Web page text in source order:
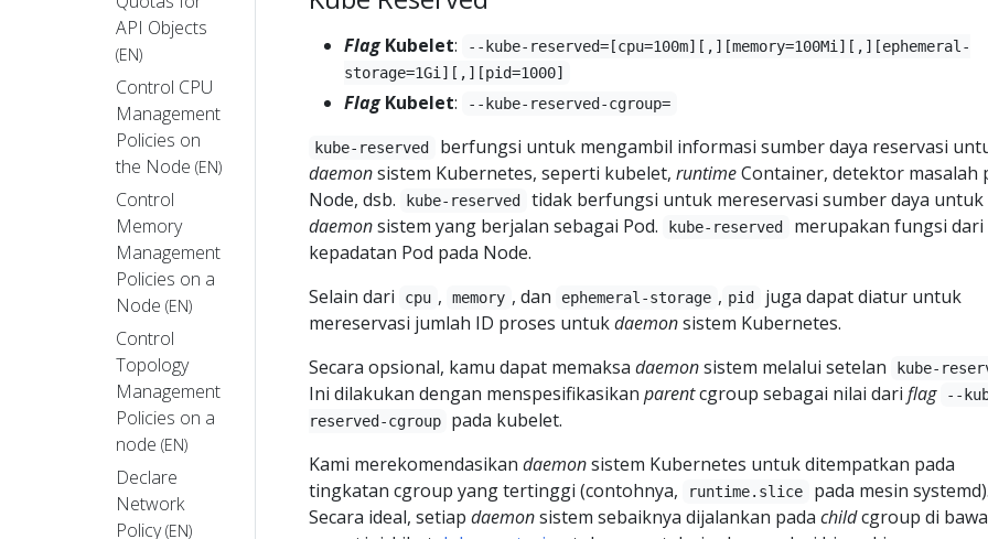
API Objects
(EN)
Control CPU
Management
Policies on
the Node (EN)
Control
Memory
Management
Policies on a
Node (EN)
Control
Topology
Management
Policies on a
node (EN)
Declare
Network
Policy (EN)
FlagKubelet:
--kube-reserved=[cpu=100m][,][memory=100Mi][,][ephemeral-
storage=1Gi][,][pid=1000]
FlagKubelet: --kube-reserved-cgroup=
kube-reserved
berfungsi untuk mengambil informasi sumber daya reservasi
daemonsistem Kubernetes, seperti kubelet, runtimeContainer, detektor masalah
Node, dsb.
kube-reserved
tidak berfungsi untuk mereservasi sumber daya untuk
daemonsistem yang berjalan sebagai Pod. kube-reserved
merupakan fungsi dari
kepadatan Pod pada Node.
Selain dari
cpu , memory , dan ephemeral-storage , pid
juga dapat diatur untuk
mereservasi jumlah ID proses untukdaemonsistem Kubernetes.
Secara opsional, kamu dapat memaksa daemonsistem melalui setelan kube-
Ini dilakukan dengan menspesifikasikan parentcgroup sebagai nilai dari flag
--
reserved-cgroup
pada kubelet.
Kami merekomendasikan daemonsistem Kubernetes untuk ditempatkan pada
tingkatan cgroup yang tertinggi (contohnya,
runtime.slice
pada mesin systemd).
Secara ideal, setiap daemonsistem sebaiknya dijalankan pada childcgroup di